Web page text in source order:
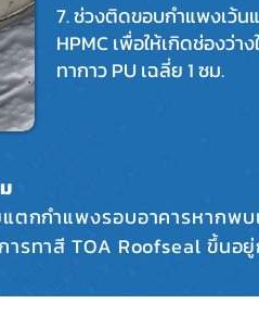
7. ช่วงติดขอบกำแพงเว้น
HPMC เพื่อให้เกิดช่องว่าง
ทากาว PU เฉลี่ย 1 ซม.
ตกกำแพงรอบอาคารหากพ
ารทาสี TOA Roofseal ขึ้น